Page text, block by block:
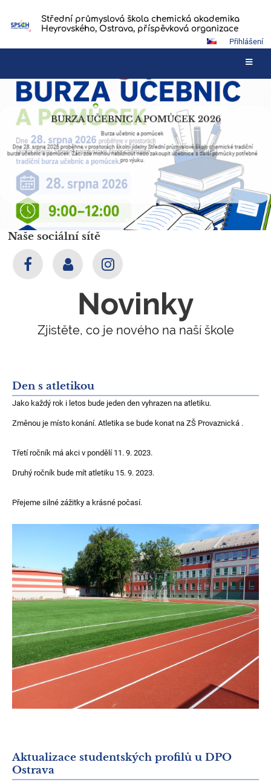
Střední průmyslová škola chemická akademika
Heyrovského, Ostrava, příspěvková organizace
Přihlášení
Hlavní
stránka
BURZA UČEBNIC A POMŮCEK 2026
Burza učebnic a pomůcek
Dne 28. srpna 2026 proběhne v prostorách školní jídelny Střední průmyslové školy chemické tradiční
burza učebnic a pomůcek. Žáci zde mohou nabídnout nebo zakoupit učebnice a další pomůcky potřebné
pro výuku.
Číst více
Naše sociální sítě
Novinky
Zjistěte, co je nového na naší škole
Den s atletikou
Jako každý rok i letos bude jeden den vyhrazen na atletiku.
Změnou je místo konání. Atletika se bude konat na ZŠ Provaznická .
Třetí ročník má akci v pondělí 11. 9. 2023.
Druhý ročník bude mít atletiku 15. 9. 2023.
Přejeme silné zážitky a krásné počasí.
Aktualizace studentských profilů u DPO
Ostrava